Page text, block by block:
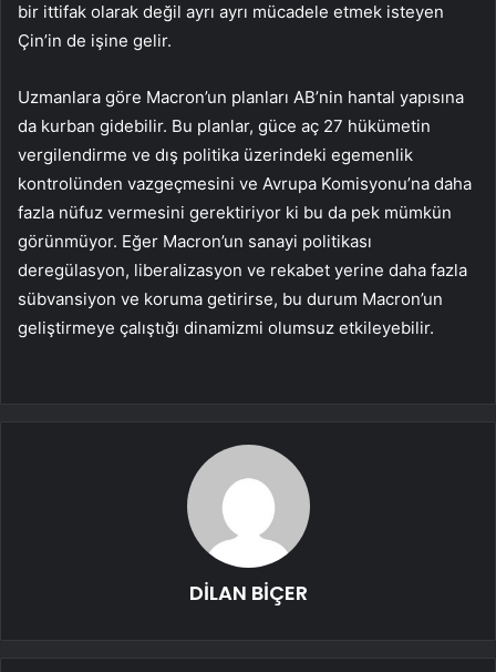
bir ittifak olarak değil ayrı ayrı mücadele etmek isteyen
Çin’in de işine gelir.
Uzmanlara göre Macron’un planları AB’nin hantal yapısına
da kurban gidebilir. Bu planlar, güce aç 27 hükümetin
vergilendirme ve dış politika üzerindeki egemenlik
kontrolünden vazgeçmesini ve Avrupa Komisyonu’na daha
fazla nüfuz vermesini gerektiriyor ki bu da pek mümkün
görünmüyor. Eğer Macron’un sanayi politikası
deregülasyon, liberalizasyon ve rekabet yerine daha fazla
sübvansiyon ve koruma getirirse, bu durum Macron’un
geliştirmeye çalıştığı dinamizmi olumsuz etkileyebilir.
DİLAN BİÇER